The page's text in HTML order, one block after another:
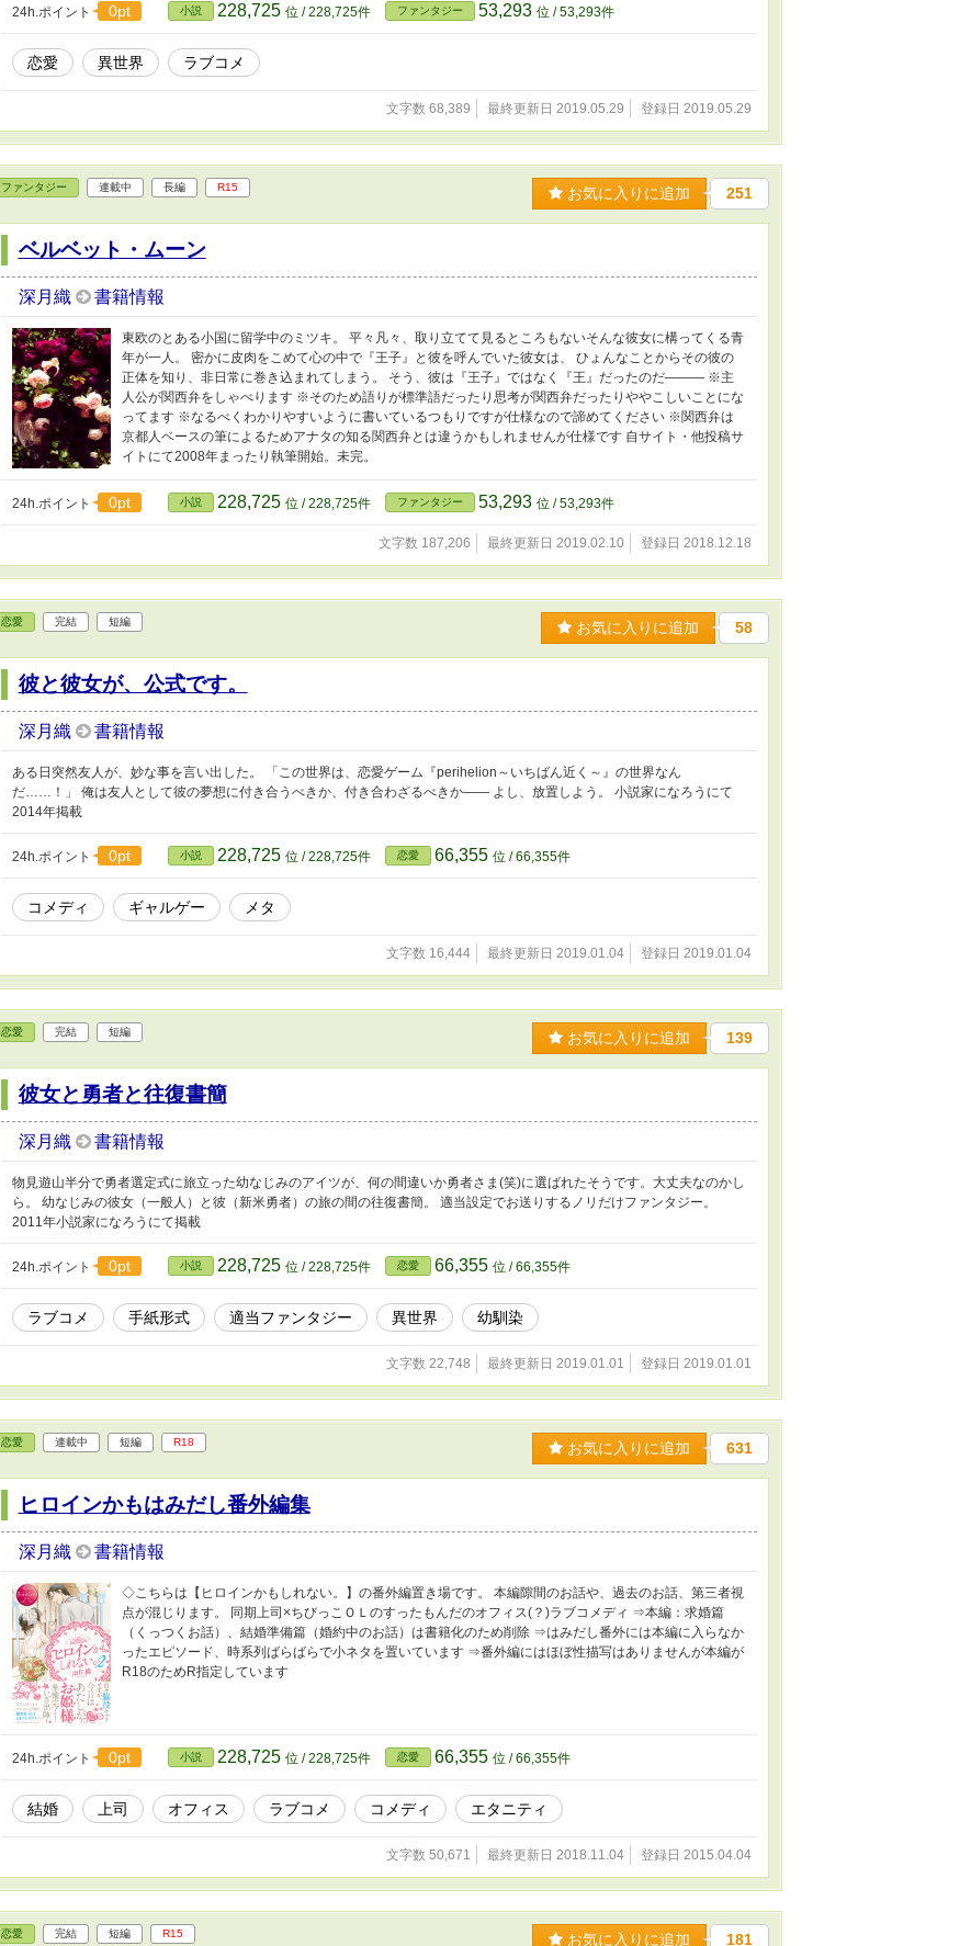
24h.ポイント 0pt 小説 228,725 位 / 228,725件 ファンタジー 53,293 位 / 53,293件
恋愛 異世界 ラブコメ
文字数 68,389 最終更新日 2019.05.29 登録日 2019.05.29
ファンタジー 連載中 長編 R15 お気に入りに追加 251
ベルベット・ムーン
深月織 書籍情報
東欧のとある小国に留学中のミツキ。 平々凡々、取り立てて見るところもないそんな彼女に構ってくる青
年が一人。 密かに皮肉をこめて心の中で『王子』と彼を呼んでいた彼女は、 ひょんなことからその彼の
正体を知り、非日常に巻き込まれてしまう。 そう、彼は『王子』ではなく『王』だったのだ――― ※主
人公が関西弁をしゃべります ※そのため語りが標準語だったり思考が関西弁だったりややこしいことにな
ってます ※なるべくわかりやすいように書いているつもりですが仕様なので諦めてください ※関西弁は
京都人ベースの筆によるためアナタの知る関西弁とは違うかもしれませんが仕様です 自サイト・他投稿サ
イトにて2008年まったり執筆開始。未完。
24h.ポイント 0pt 小説 228,725 位 / 228,725件 ファンタジー 53,293 位 / 53,293件
文字数 187,206 最終更新日 2019.02.10 登録日 2018.12.18
恋愛 完結 短編 お気に入りに追加 58
彼と彼女が、公式です。
深月織 書籍情報
ある日突然友人が、妙な事を言い出した。 「この世界は、恋愛ゲーム『perihelion～いちばん近く～』の世界なん
だ……！」 俺は友人として彼の夢想に付き合うべきか、付き合わざるべきか―― よし、放置しよう。 小説家になろうにて
2014年掲載
24h.ポイント 0pt 小説 228,725 位 / 228,725件 恋愛 66,355 位 / 66,355件
コメディ ギャルゲー メタ
文字数 16,444 最終更新日 2019.01.04 登録日 2019.01.04
恋愛 完結 短編 お気に入りに追加 139
彼女と勇者と往復書簡
深月織 書籍情報
物見遊山半分で勇者選定式に旅立った幼なじみのアイツが、何の間違いか勇者さま(笑)に選ばれたそうです。大丈夫なのかし
ら。 幼なじみの彼女（一般人）と彼（新米勇者）の旅の間の往復書簡。 適当設定でお送りするノリだけファンタジー。
2011年小説家になろうにて掲載
24h.ポイント 0pt 小説 228,725 位 / 228,725件 恋愛 66,355 位 / 66,355件
ラブコメ 手紙形式 適当ファンタジー 異世界 幼馴染
文字数 22,748 最終更新日 2019.01.01 登録日 2019.01.01
恋愛 連載中 短編 R18 お気に入りに追加 631
ヒロインかもはみだし番外編集
深月織 書籍情報
◇こちらは【ヒロインかもしれない。】の番外編置き場です。 本編隙間のお話や、過去のお話、第三者視
点が混じります。 同期上司×ちびっこＯＬのすったもんだのオフィス(？)ラブコメディ ⇒本編：求婚篇
（くっつくお話）、結婚準備篇（婚約中のお話）は書籍化のため削除 ⇒はみだし番外には本編に入らなか
ったエピソード、時系列ばらばらで小ネタを置いています ⇒番外編にはほぼ性描写はありませんが本編が
R18のためR指定しています
24h.ポイント 0pt 小説 228,725 位 / 228,725件 恋愛 66,355 位 / 66,355件
結婚 上司 オフィス ラブコメ コメディ エタニティ
文字数 50,671 最終更新日 2018.11.04 登録日 2015.04.04
恋愛 完結 短編 R15 お気に入りに追加 181